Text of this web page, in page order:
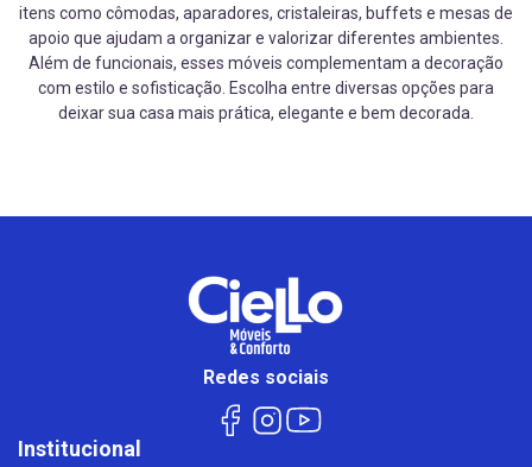
itens como cômodas, aparadores, cristaleiras, buffets e mesas de
apoio que ajudam a organizar e valorizar diferentes ambientes.
Além de funcionais, esses móveis complementam a decoração
com estilo e sofisticação. Escolha entre diversas opções para
deixar sua casa mais prática, elegante e bem decorada.
Redes sociais
Institucional